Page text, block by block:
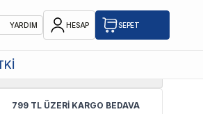
YARDIM HESAP SEPET
4.8
799 TL ÜZERİ KARGO BEDAVA